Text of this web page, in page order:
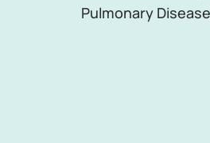
Pulmonary